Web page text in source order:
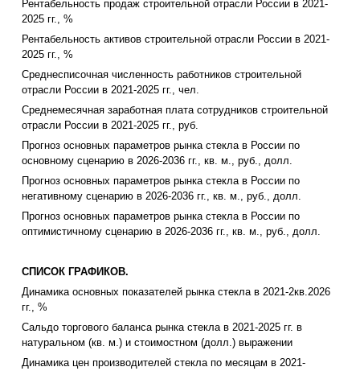
Рентабельность продаж строительной отрасли России в 2021-
2025 гг., %
Рентабельность активов строительной отрасли России в 2021-
2025 гг., %
Среднесписочная численность работников строительной
отрасли России в 2021-2025 гг., чел.
Среднемесячная заработная плата сотрудников строительной
отрасли России в 2021-2025 гг., руб.
Прогноз основных параметров рынка стекла в России по
основному сценарию в 2026-2036 гг., кв. м., руб., долл.
Прогноз основных параметров рынка стекла в России по
негативному сценарию в 2026-2036 гг., кв. м., руб., долл.
Прогноз основных параметров рынка стекла в России по
оптимистичному сценарию в 2026-2036 гг., кв. м., руб., долл.
СПИСОК ГРАФИКОВ.
Динамика основных показателей рынка стекла в 2021-2кв.2026
гг., %
Сальдо торгового баланса рынка стекла в 2021-2025 гг. в
натуральном (кв. м.) и стоимостном (долл.) выражении
Динамика цен производителей стекла по месяцам в 2021-